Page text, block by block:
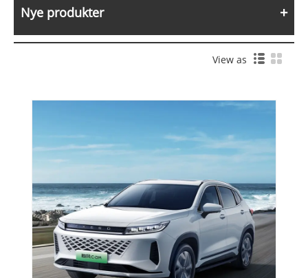
Nye produkter
View as